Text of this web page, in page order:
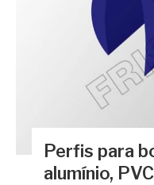
Perfis para
alumínio,